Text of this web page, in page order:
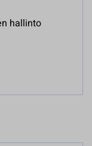
hallinto